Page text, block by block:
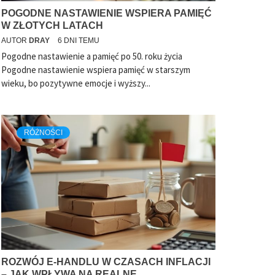
POGODNE NASTAWIENIE WSPIERA PAMIĘĆ
W ZŁOTYCH LATACH
AUTOR DRAY 6 DNI TEMU
Pogodne nastawienie a pamięć po 50. roku życia
Pogodne nastawienie wspiera pamięć w starszym
wieku, bo pozytywne emocje i wyższy...
RÓŻNOŚCI
ROZWÓJ E-HANDLU W CZASACH INFLACJI